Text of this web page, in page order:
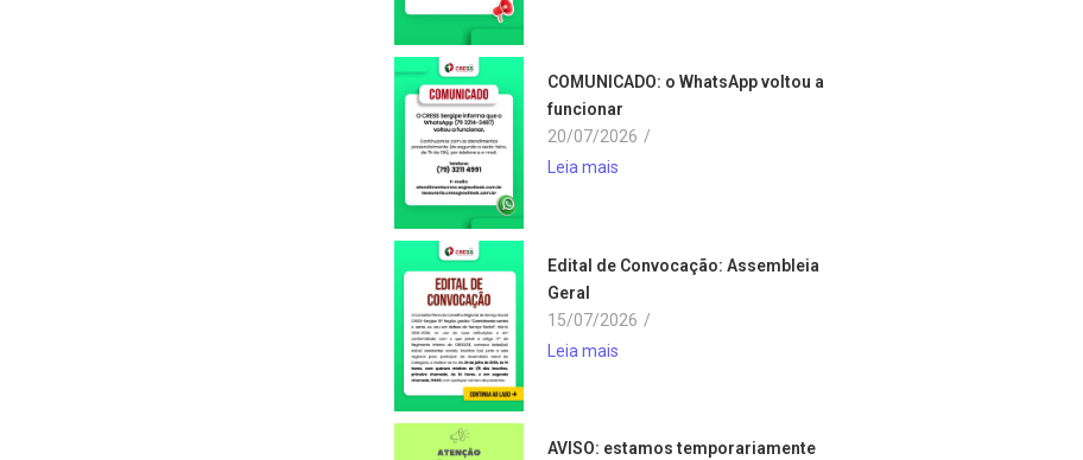
COMUNICADO: o WhatsApp voltou a
funcionar
20/07/2026 /
Leia mais
Edital de Convocação: Assembleia
Geral
15/07/2026 /
Leia mais
AVISO: estamos temporariamente